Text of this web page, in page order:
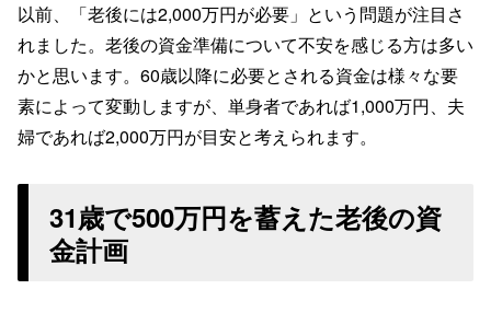
以前、「老後には2,000万円が必要」という問題が注目さ
れました。老後の資金準備について不安を感じる方は多い
かと思います。60歳以降に必要とされる資金は様々な要
素によって変動しますが、単身者であれば1,000万円、夫
婦であれば2,000万円が目安と考えられます。
31歳で500万円を蓄えた老後の資
金計画